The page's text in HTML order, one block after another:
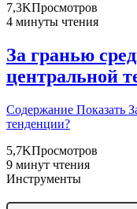
7,3KПросмотров
4 минуты чтения
За гранью
центральной
Содержание Показать
тенденции?
5,7KПросмотров
9 минут чтения
Инструменты